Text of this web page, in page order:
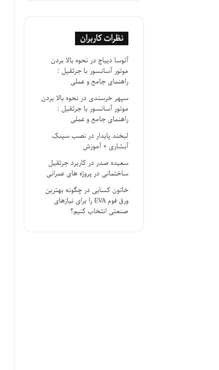
نظرات کاربران
آتوسا دیباج درنحوه بالا بردن
موتور آسانسور با جرثقیل :
راهنمای جامع و عملی
سپهر خرسندی درنحوه بالا بردن
موتور آسانسور با جرثقیل :
راهنمای جامع و عملی
لبخند پایدار درنصب سینک
آبشاری + آموزش
سعیده صدر درکاربرد جرثقیل
ساختمانی در پروژه های عمرانی
خاتون کسایی درچگونه بهترین
ورق فوم EVA را برای نیازهای
صنعتی انتخاب کنیم؟